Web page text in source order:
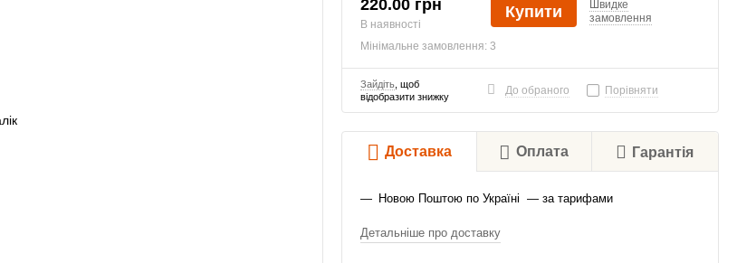
220.00 грн
В наявності
Мінімальне замовлення: 3
Купити
Швидке
замовлення
Зайдіть, щоб
відобразити знижку
До обраного Порівняти
Доставка Оплата Гарантія
Новою Поштою по Україні — за тарифами
Детальніше про доставку